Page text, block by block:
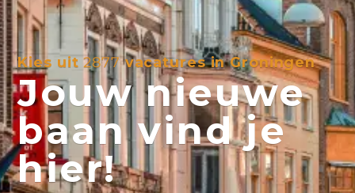
Kies uit2877vacatures in Groningen
Jouw nieuwe
baan vind je
hier!